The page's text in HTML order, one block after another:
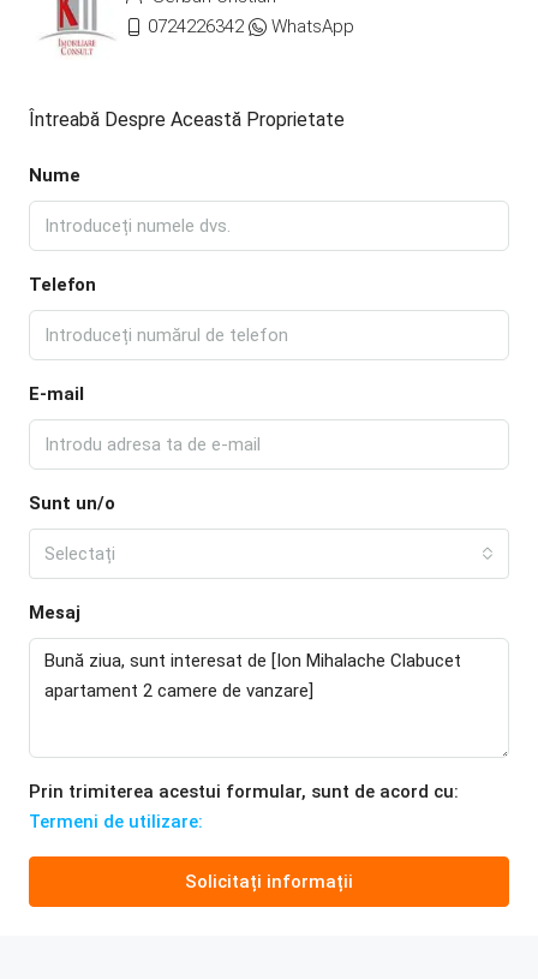
0724226342
WhatsApp
Întreabă Despre Această Proprietate
Nume
Telefon
E-mail
Sunt un/o
Selectați
Mesaj
Prin trimiterea acestui formular, sunt de acord cu:
Termeni de utilizare:
Solicitați informații